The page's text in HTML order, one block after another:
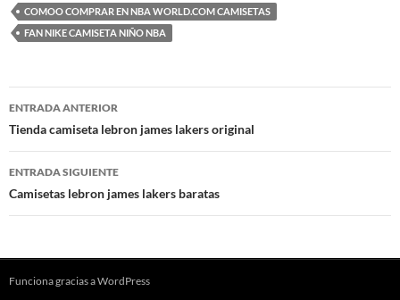
COMOO COMPRAR EN NBA WORLD.COM CAMISETAS
FAN NIKE CAMISETA NIÑO NBA
Navegación
de
entradas
ENTRADA ANTERIOR
Tienda camiseta lebron james lakers original
ENTRADA SIGUIENTE
Camisetas lebron james lakers baratas
Funciona gracias a WordPress